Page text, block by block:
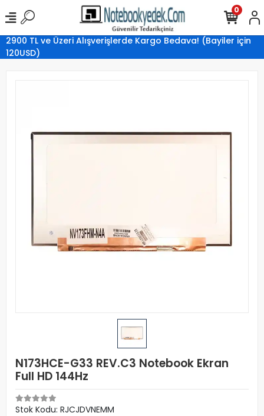
2900 TL ve Üzeri Alışverişlerde Kargo Bedava! (Bayiler için
120USD)
0
N173HCE-G33 REV.C3 Notebook Ekran
Full HD 144Hz
Stok Kodu: RJCJDVNEMM